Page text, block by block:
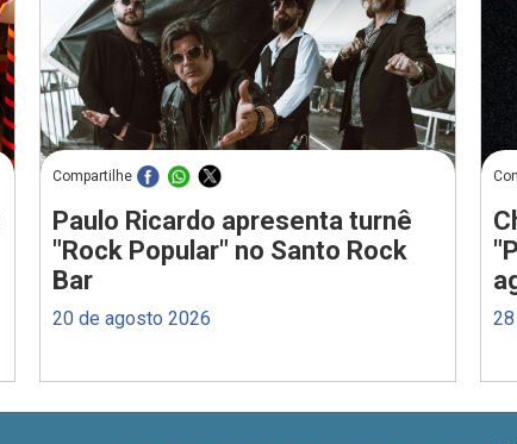
Compartilhe
Paulo Ricardo apresenta turnê
"Rock Popular" no Santo Rock
Bar
20 de agosto 2026